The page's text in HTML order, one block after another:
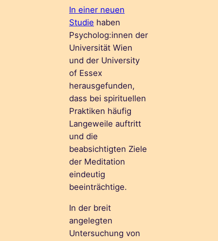
In einer neuen
Studie haben
Psycholog:innen der
Universität Wien
und der University
of Essex
herausgefunden,
dass bei spirituellen
Praktiken häufig
Langeweile auftritt
und die
beabsichtigten Ziele
der Meditation
eindeutig
beeinträchtige.
In der breit
angelegten
Untersuchung von